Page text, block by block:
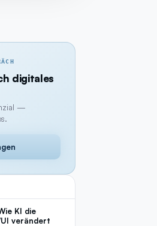
digitales
—
KI die
verändert